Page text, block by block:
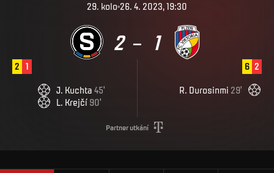
29. kolo 26. 4. 2023, 19:30
2 – 1
2 1
J Kuchta 45'
L
Krejčí 90'
6 2
R Durosinmi 29'
Partner utkání